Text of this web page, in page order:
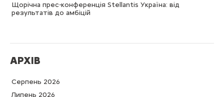
Щорічна прес-конференція Stellantis Україна: від
результатів до амбіцій
АРХІВ
Серпень 2026
Липень 2026